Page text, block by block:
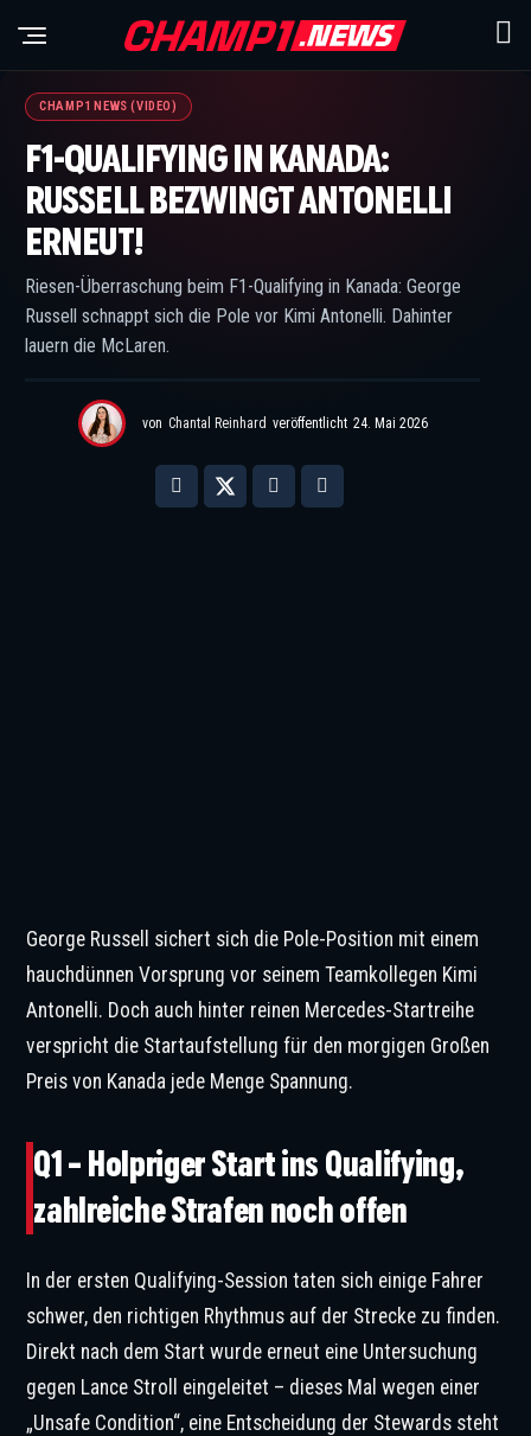
CHAMP1 NEWS (VIDEO)
F1-QUALIFYING IN KANADA:
RUSSELL BEZWINGT ANTONELLI
ERNEUT!
Riesen-Überraschung beim F1-Qualifying in Kanada: George
Russell schnappt sich die Pole vor Kimi Antonelli. Dahinter
lauern die McLaren.
von Chantal Reinhard veröffentlicht 24. Mai 2026
George Russell sichert sich die Pole-Position mit einem
hauchdünnen Vorsprung vor seinem Teamkollegen Kimi
Antonelli. Doch auch hinter reinen Mercedes-Startreihe
verspricht die Startaufstellung für den morgigen Großen
Preis von Kanada jede Menge Spannung.
Q1 – Holpriger Start ins Qualifying,
zahlreiche Strafen noch offen
In der ersten Qualifying-Session taten sich einige Fahrer
schwer, den richtigen Rhythmus auf der Strecke zu finden.
Direkt nach dem Start wurde erneut eine Untersuchung
gegen Lance Stroll eingeleitet – dieses Mal wegen einer
„Unsafe Condition“, eine Entscheidung der Stewards steht